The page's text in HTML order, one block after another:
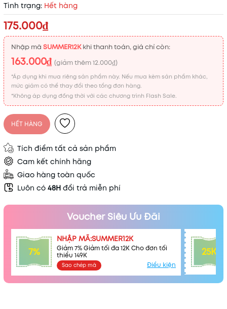
Tình trạng: Hết hàng
175.000₫
Nhập mã SUMMER12Kkhi thanh toán, giá chỉ còn:
163.000₫ (giảm thêm12.000₫)
*Áp dụng khi mua riêng sản phẩm này. Nếu mua kèm sản phẩm khác,
mức giảm có thể thay đổi theo tổng đơn hàng.
*Không áp dụng đồng thời với các chương trình Flash Sale.
HẾT HÀNG
Tích điểm tất cả sản phẩm
Cam kết chính hãng
Giao hàng toàn quốc
Luôn có 48H đổi trả miễn phí
Voucher Siêu Ưu Đãi
7%
NHẬP MÃ:SUMMER12K
Giảm 7% Giảm tối đa 12K Cho đơn tối
thiểu 149K
Sao chép mã Điều kiện
25K
Mã khuyến mãi:
Điều kiện: